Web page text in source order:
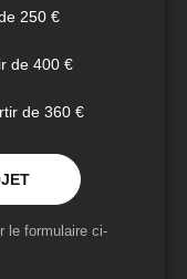
250 €
de 400 €
de 360 €
le formulaire ci-